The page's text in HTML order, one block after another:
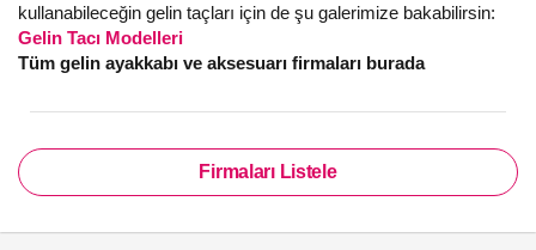
kullanabileceğin gelin taçları için de şu galerimize bakabilirsin:
Gelin Tacı Modelleri
Tüm gelin ayakkabı ve aksesuarı firmaları burada
Firmaları Listele